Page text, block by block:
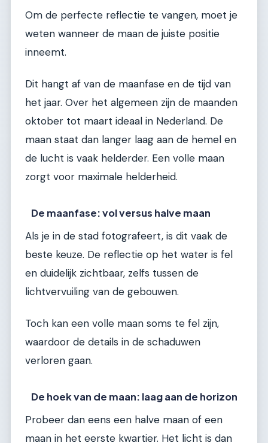
Om de perfecte reflectie te vangen, moet je
weten wanneer de maan de juiste positie
inneemt.
Dit hangt af van de maanfase en de tijd van
het jaar. Over het algemeen zijn de maanden
oktober tot maart ideaal in Nederland. De
maan staat dan langer laag aan de hemel en
de lucht is vaak helderder. Een volle maan
zorgt voor maximale helderheid.
De maanfase: vol versus halve maan
Als je in de stad fotografeert, is dit vaak de
beste keuze. De reflectie op het water is fel
en duidelijk zichtbaar, zelfs tussen de
lichtvervuiling van de gebouwen.
Toch kan een volle maan soms te fel zijn,
waardoor de details in de schaduwen
verloren gaan.
De hoek van de maan: laag aan de horizon
Probeer dan eens een halve maan of een
maan in het eerste kwartier. Het licht is dan